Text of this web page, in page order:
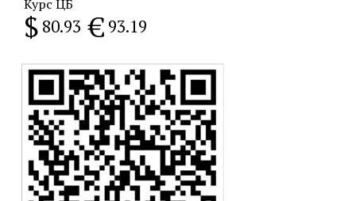
Курс ЦБ
$ 80.93 € 93.19